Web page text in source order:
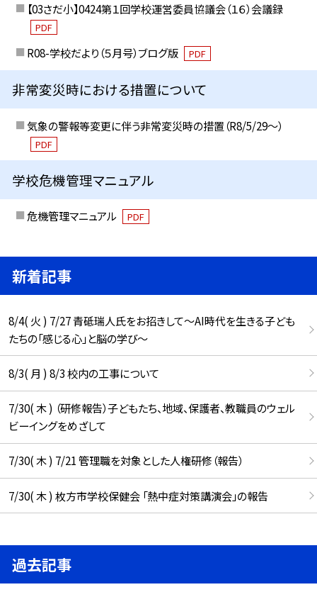
【03さだ小】0424第１回学校運営委員協議会（１６）会議録
PDF
R08-学校だより（５月号）ブログ版 PDF
非常変災時における措置について
気象の警報等変更に伴う非常変災時の措置（R8/5/29〜）
PDF
学校危機管理マニュアル
危機管理マニュアル PDF
新着記事
8/4( 火 ) 7/27 青砥瑞人氏をお招きして〜AI時代を生きる子ども
たちの「感じる心」と脳の学び〜
8/3( 月 ) 8/3 校内の工事について
7/30( 木 ) （研修報告）子どもたち、地域、保護者、教職員のウェル
ビーイングをめざして
7/30( 木 ) 7/21 管理職を対象とした人権研修（報告）
7/30( 木 ) 枚方市学校保健会 「熱中症対策講演会」の報告
過去記事